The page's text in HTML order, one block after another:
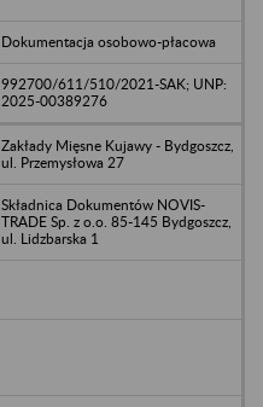
Dokumentacja osobowo-płacowa
992700/611/510/2021-SAK; UNP:
2025-00389276
Zakłady Mięsne Kujawy - Bydgoszcz,
ul. Przemysłowa 27
Składnica Dokumentów NOVIS-
TRADE Sp. z o.o. 85-145 Bydgoszcz,
ul. Lidzbarska 1